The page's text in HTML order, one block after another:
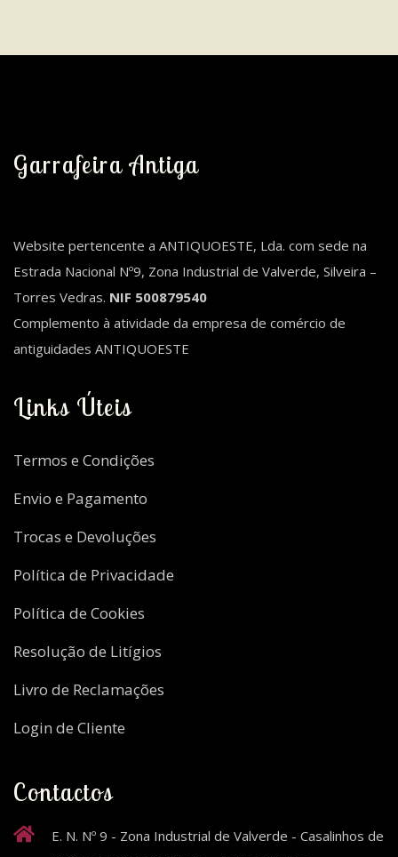
Garrafeira Antiga
Website pertencente a ANTIQUOESTE, Lda. com sede na
Estrada Nacional Nº9, Zona Industrial de Valverde, Silveira –
Torres Vedras. NIF 500879540
Complemento à atividade da empresa de comércio de
antiguidades ANTIQUOESTE
Links Úteis
Termos e Condições
Envio e Pagamento
Trocas e Devoluções
Política de Privacidade
Política de Cookies
Resolução de Litígios
Livro de Reclamações
Login de Cliente
Contactos
E. N. Nº 9 - Zona Industrial de Valverde - Casalinhos de